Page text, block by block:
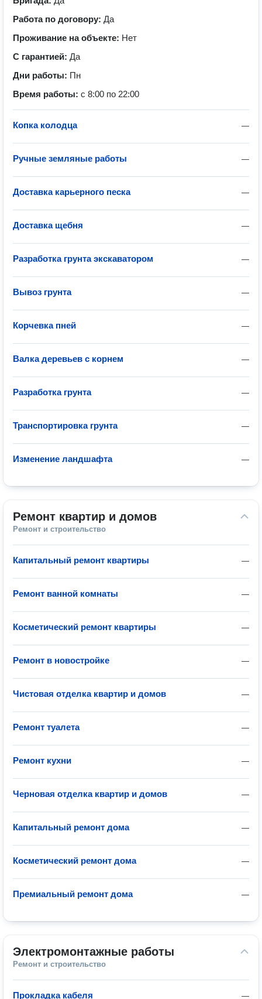
Работа по договору: Да
Проживание на объекте: Нет
С гарантией: Да
Дни работы: Пн
Время работы: с 8:00 по 22:00
—
Копка колодца
—
Ручные земляные работы
—
Доставка карьерного песка
—
Доставка щебня
—
Разработка грунта экскаватором
—
Вывоз грунта
—
Корчевка пней
—
Валка деревьев с корнем
—
Разработка грунта
—
Транспортировка грунта
—
Изменение ландшафта
Ремонт квартир и домов
Ремонт и строительство
—
Капитальный ремонт квартиры
—
Ремонт ванной комнаты
—
Косметический ремонт квартиры
—
Ремонт в новостройке
—
Чистовая отделка квартир и домов
—
Ремонт туалета
—
Ремонт кухни
—
Черновая отделка квартир и домов
—
Капитальный ремонт дома
—
Косметический ремонт дома
—
Премиальный ремонт дома
Электромонтажные работы
Ремонт и строительство
—
Прокладка кабеля